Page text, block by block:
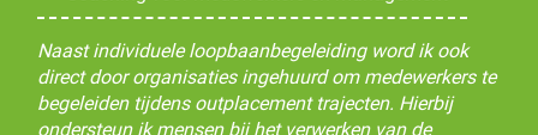
Naast individuele loopbaanbegeleiding word ik ook
direct door organisaties ingehuurd om medewerkers te
begeleiden tijdens outplacement trajecten. Hierbij
ondersteun ik mensen bij het verwerken van de